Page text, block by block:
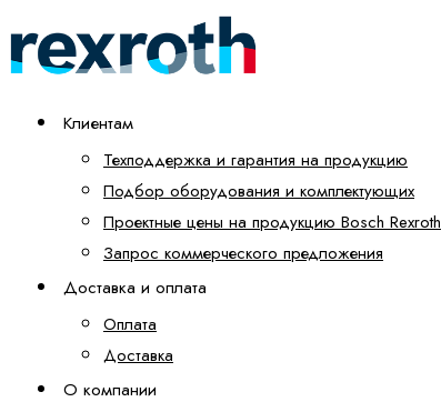
Клиентам
Техподдержка и гарантия на продукцию
Подбор оборудования и комплектующих
Проектные цены на продукцию Bosch Rexroth
Запрос коммерческого предложения
Доставка и оплата
Оплата
Доставка
О компании